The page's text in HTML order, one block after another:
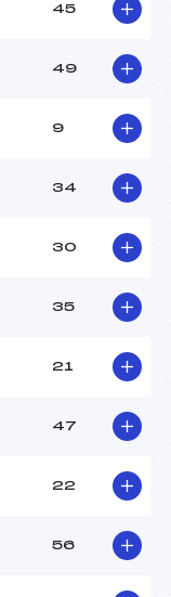
45
49
9
34
30
35
21
47
22
56